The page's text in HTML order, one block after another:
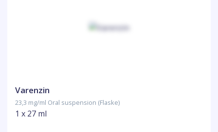
Varenzin
23,3 mg/ml Oral suspension (Flaske)
1 x 27 ml